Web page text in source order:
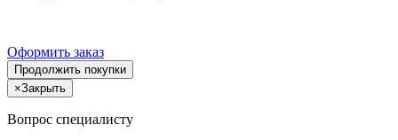
Оформить заказ
Продолжить покупки
×Закрыть
Вопрос специалисту